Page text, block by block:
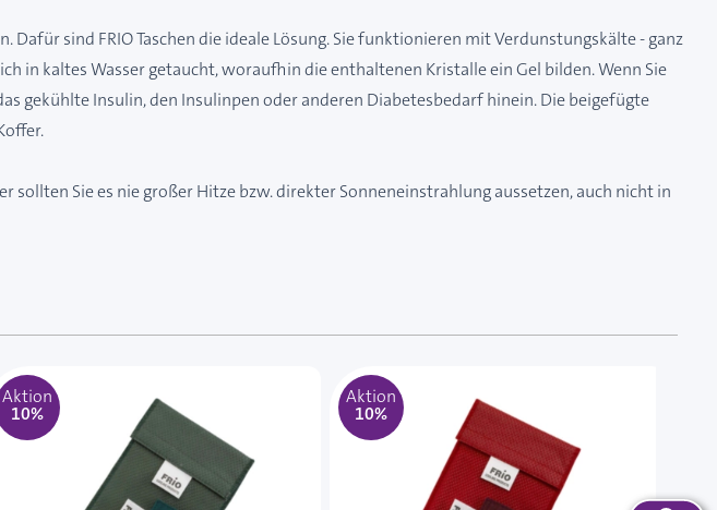
sind FRIO Taschen die ideale Lösung. Sie funktionieren mit Verdunstungskälte - ganz
in kaltes Wasser getaucht, woraufhin die enthaltenen Kristalle ein Gel bilden. Wenn Sie
gekühlte Insulin, den Insulinpen oder anderen Diabetesbedarf hinein. Die beigefügte
Sie es nie großer Hitze bzw. direkter Sonneneinstrahlung aussetzen, auch nicht in
Skip-Links können Sie das Karussell überspringen oder direkt zur
Aktion
10%
Aktion
10%